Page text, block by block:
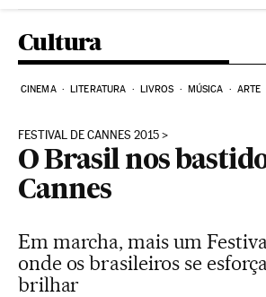
Cultura
CINEMA LITERATURA LIVROS MÚSICA ARTE
FESTIVAL DE CANNES 2015
O Brasil nos
Cannes
Em marcha, mais um
onde os brasileiros se
brilhar